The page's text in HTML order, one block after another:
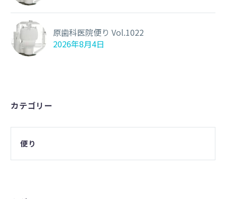
原歯科医院便り Vol.1022
2026年8月4日
カテゴリー
便り